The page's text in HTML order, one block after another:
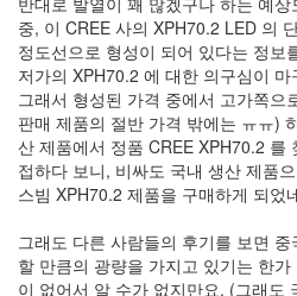
중, 이 CREE 사의 XPH70.2 LED 의
정도선으로 형성이 되어 있다는 정보
저가의 XPH70.2 에 대한 의구심이
그래서 형성된 가격 중에서 고가쪽으
판매 제품의 절반 가격 밖에는 ㅠㅠ)
산 제품에서 정품 CREE XPH70.2 를
접하다 보니, 비싸도 국내 생산 제품
스빔 XPH70.2 제품을 구매하게 되었
그래도 다른 사람들의 후기를 보면
할 만큼의 광량을 가지고 있기는 한
이 없어서 알 수가 없지만요. (그래도
째
사
고
일
지
3
Tech
143
안
녕
리
눅